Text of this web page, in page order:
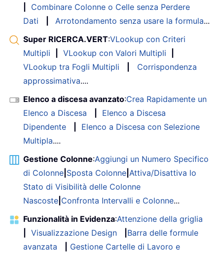
Combinare Colonne o Celle senza Perdere
Dati
Arrotondamento senza usare la formula...
Super RICERCA.VERT:VLookup con Criteri
Multipli
VLookup con Valori Multipli
VLookup tra Fogli Multipli
Corrispondenza
approssimativa....
Elenco a discesa avanzato:Crea Rapidamente un
Elenco a Discesa
Elenco a Discesa
Dipendente
Elenco a Discesa con Selezione
Multipla....
Gestione Colonne:Aggiungi un Numero Specifico
di Colonne Sposta Colonne Attiva/Disattiva lo
Stato di Visibilità delle Colonne
Nascoste Confronta Intervalli e Colonne...
Funzionalità in Evidenza:Attenzione della griglia
Visualizzazione Design
Barra delle formule
avanzata
Gestione Cartelle di Lavoro e